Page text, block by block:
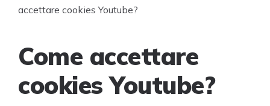
accettare cookies Youtube?
Come accettare
cookies Youtube?